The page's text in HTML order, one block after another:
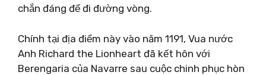
chắn đáng để đi đường vòng.
Chính tại địa điểm này vào năm 1191, Vua nước
Anh Richard the Lionheart đã kết hôn với
Berengaria của Navarre sau cuộc chinh phục hòn